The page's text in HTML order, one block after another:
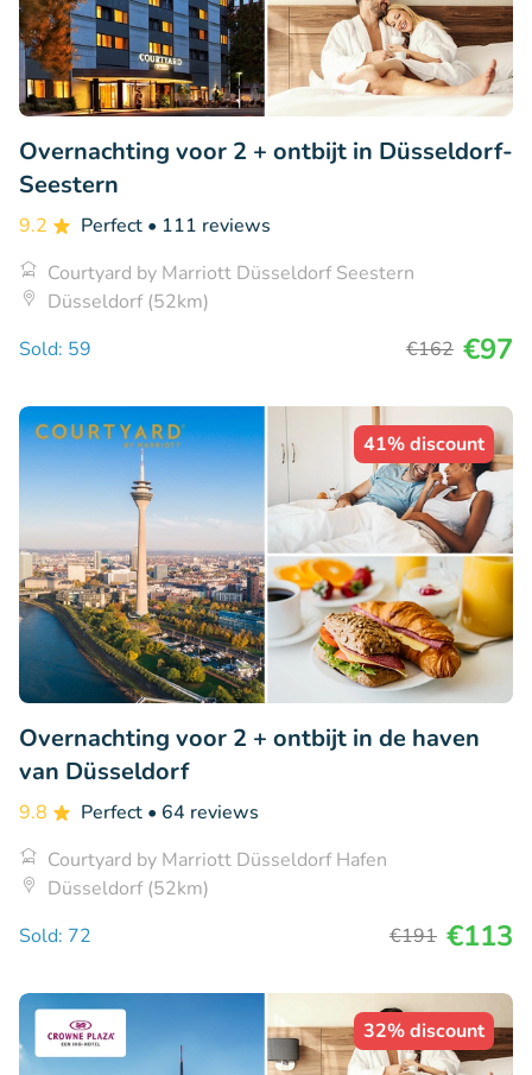
Overnachting voor 2 + ontbijt in Düsseldorf-
Seestern
9.2 Perfect • 111 reviews
Courtyard by Marriott Düsseldorf Seestern
Düsseldorf (52km)
Sold: 59
€162 €97
41% discount
Overnachting voor 2 + ontbijt in de haven
van Düsseldorf
9.8 Perfect • 64 reviews
Courtyard by Marriott Düsseldorf Hafen
Düsseldorf (52km)
Sold: 72
€191 €113
32% discount